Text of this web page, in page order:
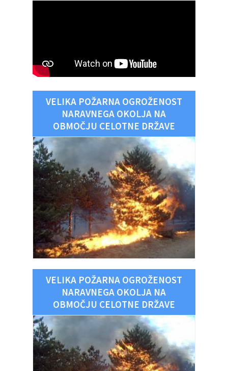
VELIKA POŽARNA OGROŽENOST
NARAVNEGA OKOLJA NA
OBMOČJU CELOTNE DRŽAVE
VELIKA POŽARNA OGROŽENOST
NARAVNEGA OKOLJA NA
OBMOČJU CELOTNE DRŽAVE